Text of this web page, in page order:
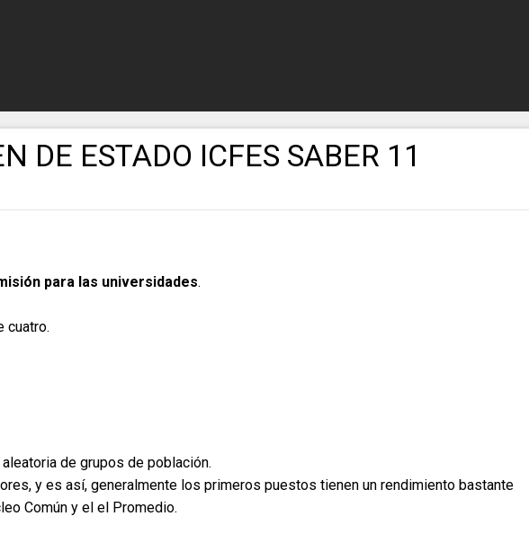
DE ESTADO ICFES SABER 11
para las universidades.
cuatro.
de grupos de población.
y es así, generalmente los primeros puestos tienen un rendimiento bastante
Común y el el Promedio.